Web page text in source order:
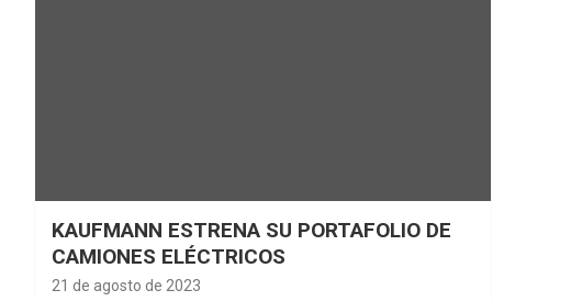
KAUFMANN ESTRENA SU PORTAFOLIO DE
CAMIONES ELÉCTRICOS
21 de agosto de 2023